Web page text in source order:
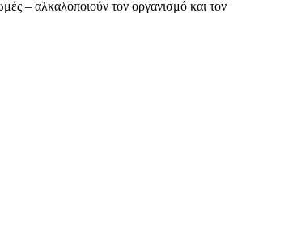
– αλκαλοποιούν τον οργανισμό και τον